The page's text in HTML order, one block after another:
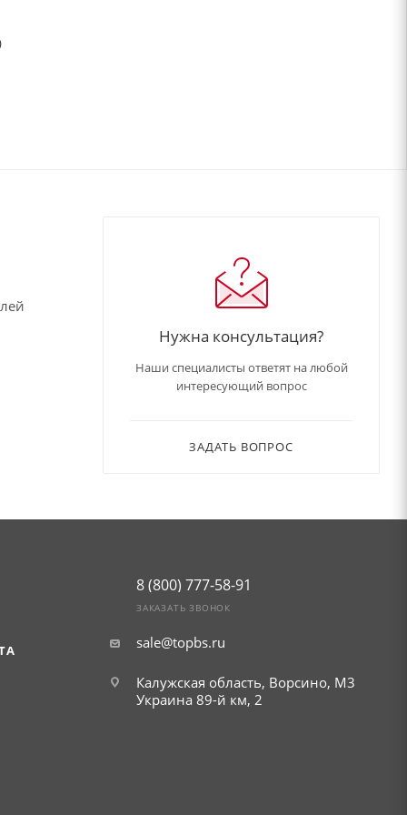
Нужна консультация?
Наши специалисты ответят на любой
интересующий вопрос
ЗАДАТЬ ВОПРОС
8 (800) 777-58-91
ЗАКАЗАТЬ ЗВОНОК
sale@topbs.ru
Калужская область, Ворсино, М3
Украина 89-й км, 2